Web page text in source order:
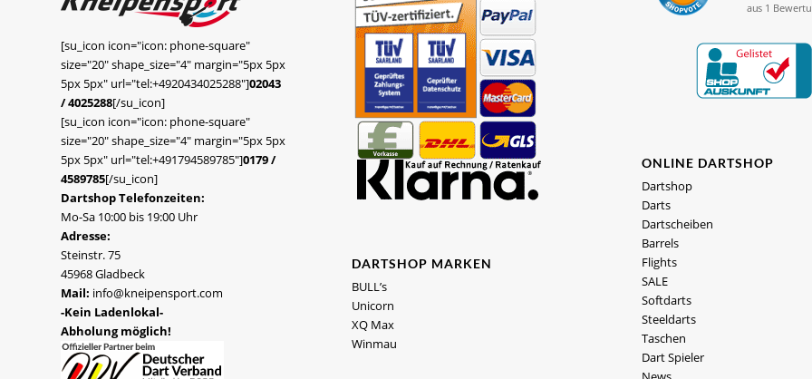
[su_icon icon="icon: phone-square"
size="20" shape_size="4" margin="5px 5px
5px 5px" url="tel:+4920434025288"]02043
/ 4025288[/su_icon]
[su_icon icon="icon: phone-square"
size="20" shape_size="4" margin="5px 5px
5px 5px" url="tel:+491794589785"]0179 /
4589785[/su_icon]
Dartshop Telefonzeiten:
Mo-Sa 10:00 bis 19:00 Uhr
Adresse:
Steinstr. 75
45968 Gladbeck
Mail: info@kneipensport.com
-Kein Ladenlokal-
Abholung möglich!
DARTSHOP MARKEN
BULL’s
Unicorn
XQ Max
Winmau
ONLINE DARTSHOP
Dartshop
Darts
Dartscheiben
Barrels
Flights
SALE
Softdarts
Steeldarts
Taschen
Dart Spieler